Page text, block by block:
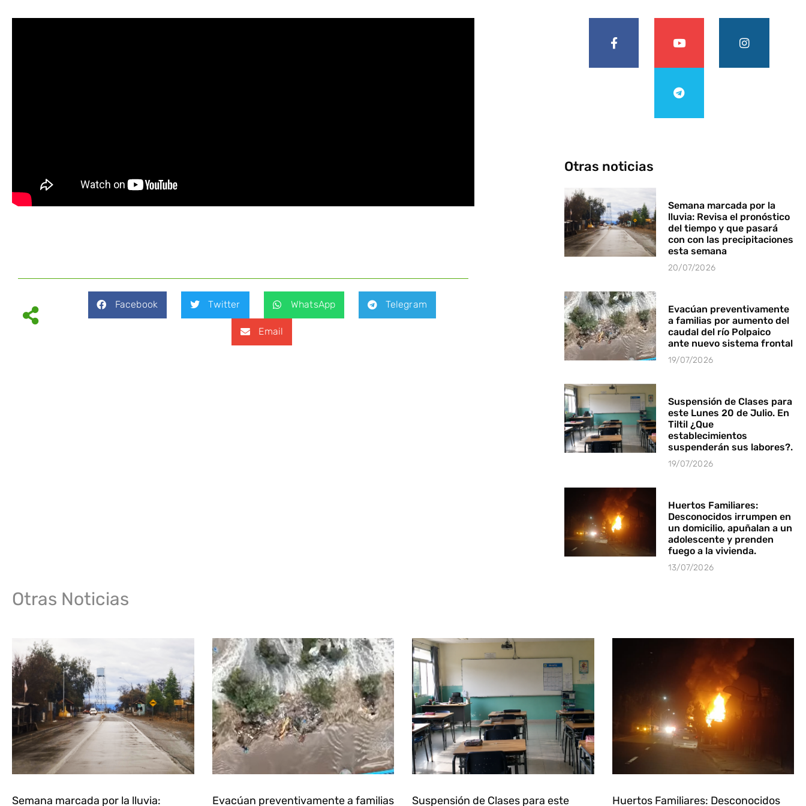
Facebook Twitter WhatsApp Telegram
Email
Otras noticias
Semana marcada por la
lluvia: Revisa el pronóstico
del tiempo y que pasará
con con las precipitaciones
esta semana
20/07/2026
Evacúan preventivamente
a familias por aumento del
caudal del río Polpaico
ante nuevo sistema frontal
19/07/2026
Suspensión de Clases para
este Lunes 20 de Julio. En
Tiltil ¿Que
establecimientos
suspenderán sus labores?.
19/07/2026
Huertos Familiares:
Desconocidos irrumpen en
un domicilio, apuñalan a un
adolescente y prenden
fuego a la vivienda.
13/07/2026
Otras Noticias
Semana marcada por la lluvia: Evacúan preventivamente a familias Suspensión de Clases para este Huertos Familiares: Desconocidos